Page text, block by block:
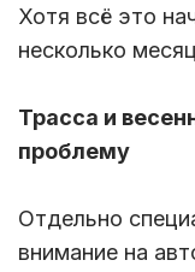
Хотя всё это
несколько
Трасса и
проблему
Отдельно
внимание на